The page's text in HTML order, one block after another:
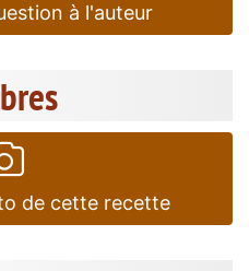
à l'auteur
de cette recette